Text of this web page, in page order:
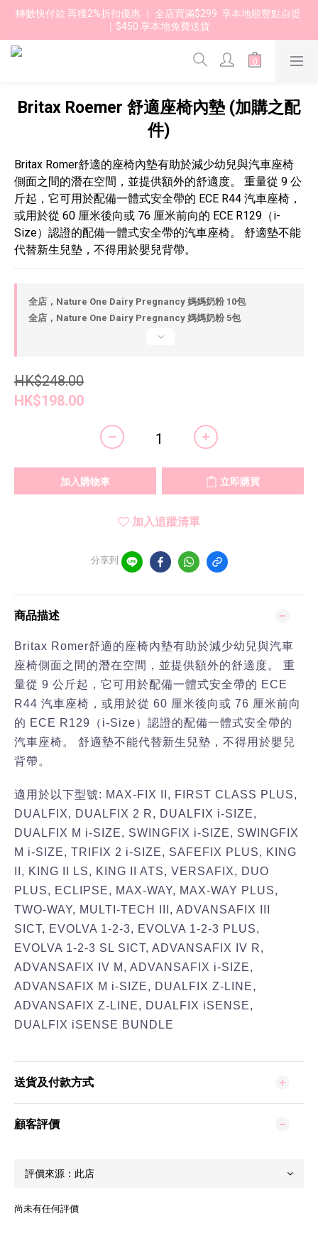
轉數快付款 再獲2%折扣優惠 ｜ 全店買滿$299  享本地順豐點自提
｜$450 享本地免費送貨
Britax Roemer 舒適座椅內墊 (加購之配
件)
Britax Romer舒適的座椅內墊有助於減少幼兒與汽車座椅
側面之間的潛在空間，並提供額外的舒適度。 重量從 9 公
斤起，它可用於配備一體式安全帶的 ECE R44 汽車座椅，
或用於從 60 厘米後向或 76 厘米前向的 ECE R129（i-
Size）認證的配備一體式安全帶的汽車座椅。 舒適墊不能
代替新生兒墊，不得用於嬰兒背帶。
全店，Nature One Dairy Pregnancy 媽媽奶粉 10包
全店，Nature One Dairy Pregnancy 媽媽奶粉 5包
HK$248.00
HK$198.00
加入購物車 立即購買
加入追蹤清單
分享到
商品描述
Britax Romer舒適的座椅內墊有助於減少幼兒與汽車
座椅側面之間的潛在空間，並提供額外的舒適度。 重
量從 9 公斤起，它可用於配備一體式安全帶的 ECE
R44 汽車座椅，或用於從 60 厘米後向或 76 厘米前向
的 ECE R129（i-Size）認證的配備一體式安全帶的
汽車座椅。 舒適墊不能代替新生兒墊，不得用於嬰兒
背帶。
適用於以下型號: MAX-FIX II, FIRST CLASS PLUS,
DUALFIX, DUALFIX 2 R, DUALFIX i-SIZE,
DUALFIX M i-SIZE, SWINGFIX i-SIZE, SWINGFIX
M i-SIZE, TRIFIX 2 i-SIZE, SAFEFIX PLUS, KING
II, KING II LS, KING II ATS, VERSAFIX, DUO
PLUS, ECLIPSE, MAX-WAY, MAX-WAY PLUS,
TWO-WAY, MULTI-TECH III, ADVANSAFIX III
SICT, EVOLVA 1-2-3, EVOLVA 1-2-3 PLUS,
EVOLVA 1-2-3 SL SICT, ADVANSAFIX IV R,
ADVANSAFIX IV M, ADVANSAFIX i-SIZE,
ADVANSAFIX M i-SIZE, DUALFIX Z-LINE,
ADVANSAFIX Z-LINE, DUALFIX iSENSE,
DUALFIX iSENSE BUNDLE
送貨及付款方式
顧客評價
尚未有任何評價